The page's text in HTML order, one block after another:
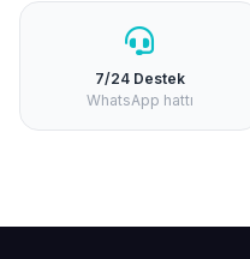
7/24 Destek
WhatsApp hattı